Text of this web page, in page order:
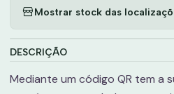
Mostrar stock das
DESCRIÇÃO
Mediante um código QR tem a